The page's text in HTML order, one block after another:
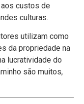
aos custos de
culturas.
utilizam como
da propriedade na
lucratividade do
são muitos,